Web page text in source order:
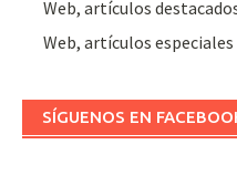
Web, artículos
Web, artículos especiales
SÍGUENOS EN